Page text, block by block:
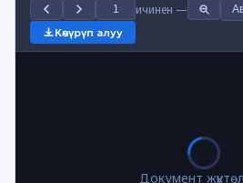
ичинен —
Көчүрүп алуу
Документ